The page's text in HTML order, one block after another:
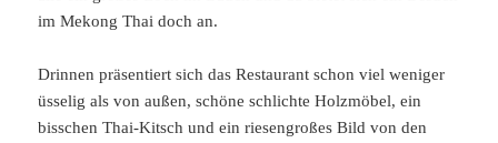
im Mekong Thai doch an.
Drinnen präsentiert sich das Restaurant schon viel weniger
üsselig als von außen, schöne schlichte Holzmöbel, ein
bisschen Thai-Kitsch und ein riesengroßes Bild von den